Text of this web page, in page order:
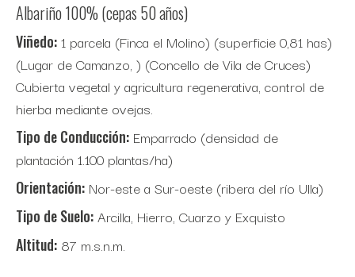
Albariño 100% (cepas 50 años)
Viñedo:1 parcela (Finca el Molino) (superficie 0,81 has)
(Lugar de Camanzo, ) (Concello de Vila de Cruces)
Cubierta vegetal y agricultura regenerativa, control de
hierba mediante ovejas.
Tipo de Conducción: Emparrado (densidad de
plantación 1.100 plantas/ha)
Orientación: Nor-este a Sur-oeste (ribera del río Ulla)
Tipo de Suelo:Arcilla, Hierro, Cuarzo y Exquisto
Altitud: 87 m.s.n.m.